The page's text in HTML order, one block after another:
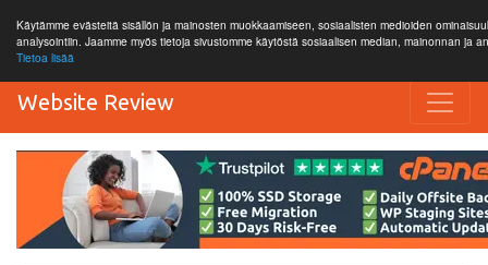
Käytämme evästeitä sisällön ja mainosten muokkaamiseen, sosiaalisten medioiden
analysointiin. Jaamme myös tietoja sivustomme käytöstä sosiaalisen median, mainonnan ja
Tietoa lisää
Website Review